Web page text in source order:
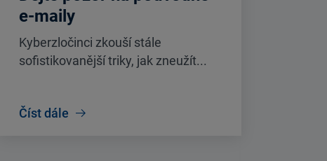
e-maily
Kyberzločinci zkouší stále
sofistikovanější triky, jak zneužít...
Číst dále